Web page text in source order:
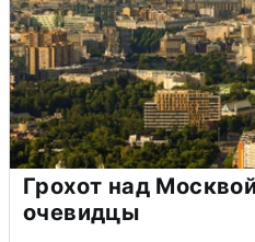
Грохот над
очевидцы